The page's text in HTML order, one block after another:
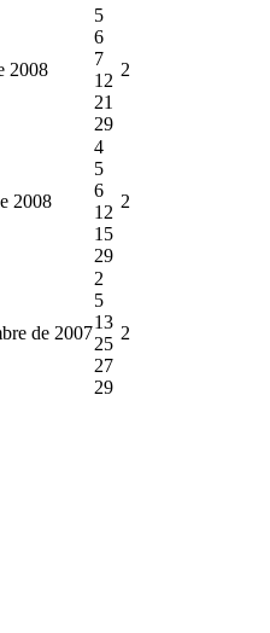
2008
5
6
7
12
21
29
2
2008
4
5
6
12
15
29
2
de 2007
2
5
13
25
27
29
2